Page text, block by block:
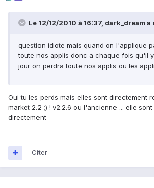
Le 12/12/2010 à 16:37, dark_dream a
question idiote mais quand on l'applique
toute nos applis donc a chaque fois qu'il
jour on perdra toute nos applis ou les
Oui tu les perds mais elles sont directement
market 2.2 ;) ! v2.2.6 ou l'ancienne ... elle sont
directement
Citer